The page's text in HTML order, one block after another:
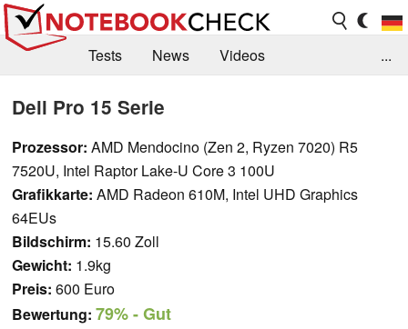
Tests News
Videos
Forum
...
Dell Pro 15 Serie
Prozessor: AMD Mendocino (Zen 2, Ryzen 7020) R5
7520U, Intel Raptor Lake-U Core 3 100U
Grafikkarte: AMD Radeon 610M, Intel UHD Graphics
64EUs
Bildschirm: 15.60 Zoll
Gewicht: 1.9kg
Preis: 600 Euro
Bewertung: 79%- Gut